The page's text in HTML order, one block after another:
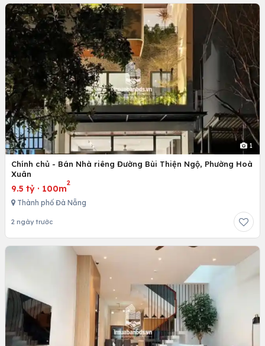
1
Chính chủ - Bán Nhà riêng Đường Bùi Thiện Ngộ, Phường Hoà
Xuân
9.5 tỷ · 100m
2
Thành phố Đà Nẵng
2 ngày trước